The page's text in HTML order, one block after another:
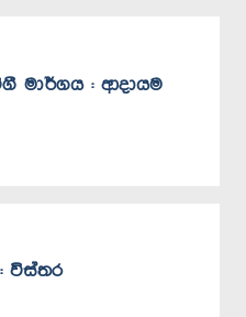
මාර්ගය : ආදායම
විස්තර